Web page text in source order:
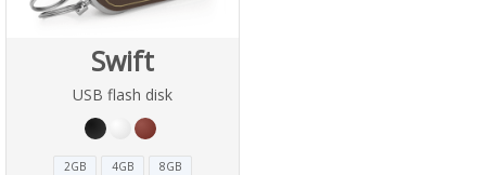
Swift
USB flash disk
2GB 4GB
8GB